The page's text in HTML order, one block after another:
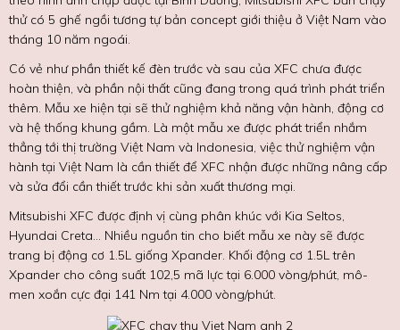
thử có 5 ghế ngồi tương tự bản concept giới thiệu ở Việt Nam vào
tháng 10 năm ngoái.
Có vẻ như phần thiết kế đèn trước và sau của XFC chưa được
hoàn thiện, và phần nội thất cũng đang trong quá trình phát triển
thêm. Mẫu xe hiện tại sẽ thử nghiệm khả năng vận hành, động cơ
và hệ thống khung gầm. Là một mẫu xe được phát triển nhắm
thẳng tới thị trường Việt Nam và Indonesia, việc thử nghiệm vận
hành tại Việt Nam là cần thiết để XFC nhận được những nâng cấp
và sửa đổi cần thiết trước khi sản xuất thương mại.
Mitsubishi XFC được định vị cùng phân khúc với Kia Seltos,
Hyundai Creta... Nhiều nguồn tin cho biết mẫu xe này sẽ được
trang bị động cơ 1.5L giống Xpander. Khối động cơ 1.5L trên
Xpander cho công suất 102,5 mã lực tại 6.000 vòng/phút, mô-
men xoắn cực đại 141 Nm tại 4.000 vòng/phút.